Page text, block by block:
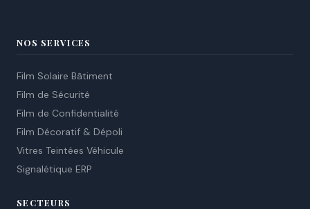
NOS SERVICES
Film Solaire Bâtiment
Film de Sécurité
Film de Confidentialité
Film Décoratif & Dépoli
Vitres Teintées Véhicule
Signalétique ERP
SECTEURS